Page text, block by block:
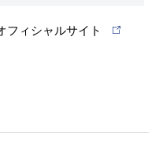
フィシャルサイト